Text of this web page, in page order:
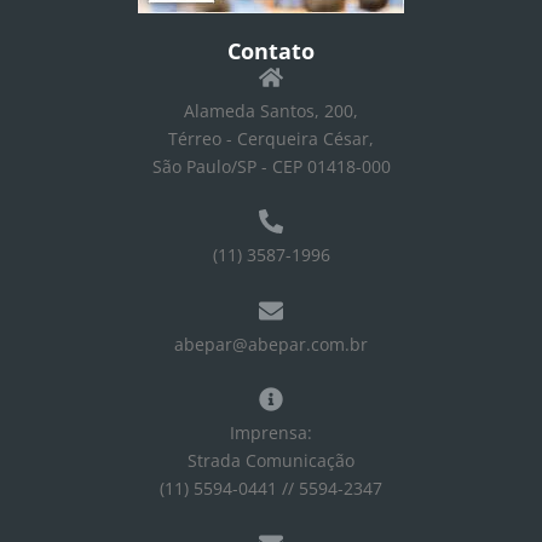
Contato
Alameda Santos, 200,
Térreo - Cerqueira César,
São Paulo/SP - CEP 01418-000
(11) 3587-1996
abepar@abepar.com.br
Imprensa:
Strada Comunicação
(11) 5594-0441 // 5594-2347